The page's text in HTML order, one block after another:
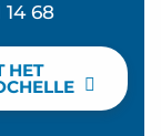
68
HET